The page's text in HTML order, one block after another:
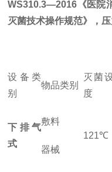
WS310.3—2016《医院
灭菌技术操作规范》，
设备类
别
物品类别
灭菌
度
下排气
式
敷料
121℃
器械